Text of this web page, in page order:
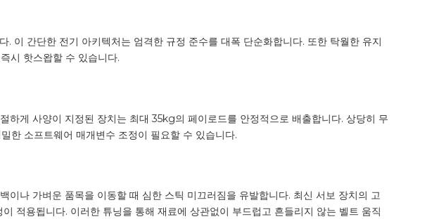
이 간단한 전기 아키텍처는 엄격한 규정 준수를 대폭 단순화합니다. 또한 탁월한 유지
시 핫스왑할 수 있습니다.
게 사양이 지정된 장치는 최대 35kg의 페이로드를 안정적으로 배출합니다. 상당히 무
한 소프트웨어 매개변수 조정이 필요할 수 있습니다.
나 가벼운 품목을 이동할 때 심한 스틱 미끄러짐을 유발합니다. 최신 서보 장치의 고
적용됩니다. 이러한 튜닝을 통해 재료에 상관없이 부드럽고 흔들리지 않는 벨트 움직